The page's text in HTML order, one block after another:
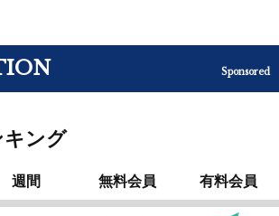
Sponsored
キング
週間 無料会員 有料会員